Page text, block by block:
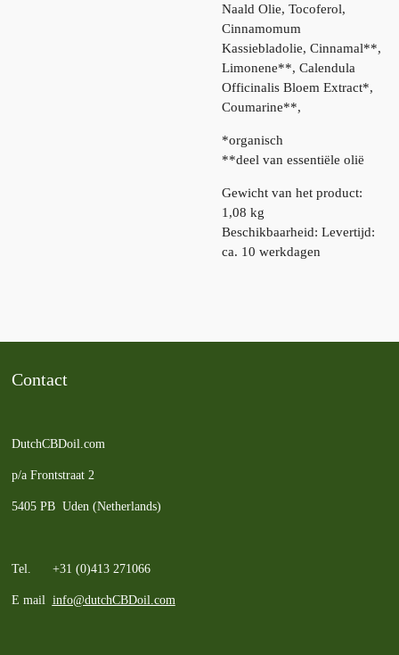
Naald Olie, Tocoferol,
Cinnamomum
Kassiebladolie, Cinnamal**,
Limonene**, Calendula
Officinalis Bloem Extract*,
Coumarine**,
*organisch
**deel van essentiële olië
Gewicht van het product:
1,08 kg
Beschikbaarheid: Levertijd:
ca. 10 werkdagen
Contact
DutchCBDoil.com
p/a Frontstraat 2
5405 PB Uden (Netherlands)
Tel. +31 (0)413 271066
E mail info@dutchCBDoil.com